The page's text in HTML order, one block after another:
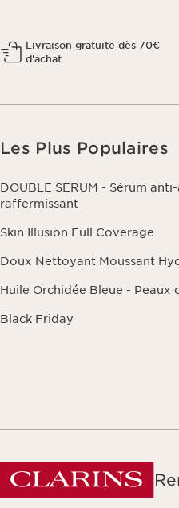
Livraison gratuite dès 70€
d'achat
Les Plus Populaires
DOUBLE SERUM - Sérum
raffermissant
Skin Illusion Full Coverage
Doux Nettoyant Moussant
Huile Orchidée Bleue - Peaux
Black Friday